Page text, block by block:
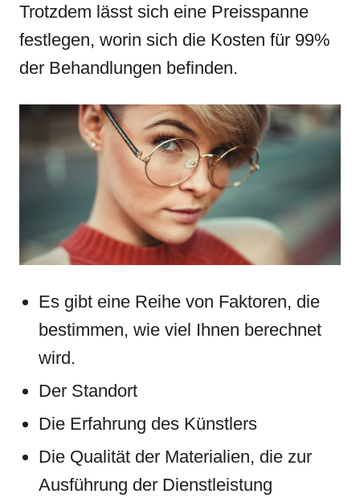
Trotzdem lässt sich eine Preisspanne
festlegen, worin sich die Kosten für 99%
der Behandlungen befinden.
Es gibt eine Reihe von Faktoren, die
bestimmen, wie viel Ihnen berechnet
wird.
Der Standort
Die Erfahrung des Künstlers
Die Qualität der Materialien, die zur
Ausführung der Dienstleistung